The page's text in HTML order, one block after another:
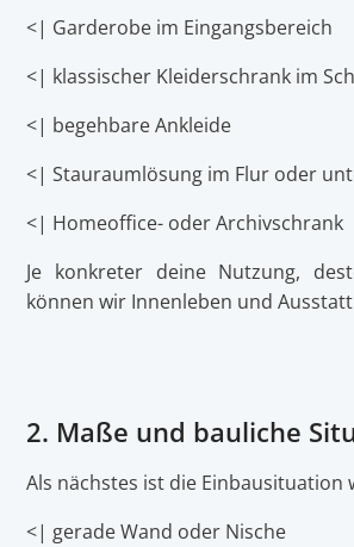
<| Garderobe im Eingangsbereich
<| klassischer Kleiderschrank im
<| begehbare Ankleide
<| Stauraumlösung im Flur oder
<| Homeoffice- oder Archivschrank
Je konkreter deine Nutzung,
können wir Innenleben und
2. Maße und bauliche
Als nächstes ist die Einbausituation
<| gerade Wand oder Nische